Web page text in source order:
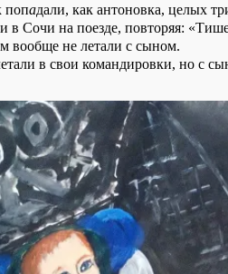
попадали, как антоновка, целых
в Сочи на поезде, повторяя:
вообще не летали с сыном.
в свои командировки, но с